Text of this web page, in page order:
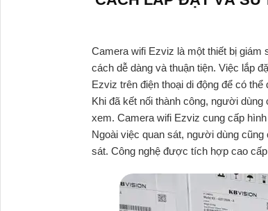
Camera wifi Ezviz là một thiết bị giám
cách dễ dàng và thuận tiện. Việc lắp
Ezviz trên điện thoại di động để có thể
Khi đã kết nối thành công, người
xem. Camera wifi Ezviz cung cấp
Ngoài việc quan sát, người dùng
sát. Công nghệ được tích hợp cao